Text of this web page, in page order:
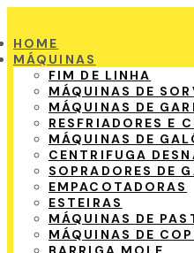
HOME
MÁQUINAS
FIM DE LINHA
MÁQUINAS DE
MÁQUINAS DE
RESFRIADORES E
MÁQUINAS DE
CENTRIFUGA
SOPRADORES DE
EMPACOTADORAS
ESTEIRAS
MÁQUINAS DE
MÁQUINAS DE